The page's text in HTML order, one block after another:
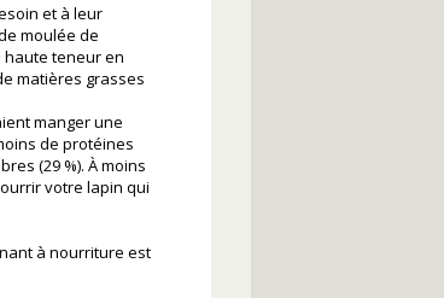
et à leur
moulée de
haute teneur en
matières grasses
manger une
de protéines
(29 %). À moins
votre lapin qui
à nourriture est